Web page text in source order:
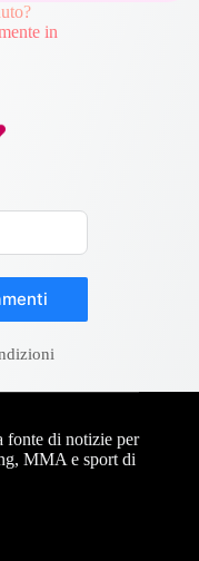
in
fonte di notizie per
MMA e sport di